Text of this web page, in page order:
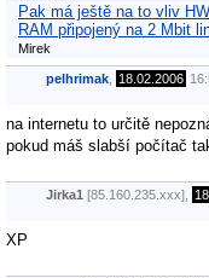
Pak má ještě na to vliv
RAM připojený na 2 Mbit
Mirek
pelhrimak 18.02.2006
na internetu to určitě
pokud máš slabší počítač
Jirka1 [85.160.235.xxx],
XP